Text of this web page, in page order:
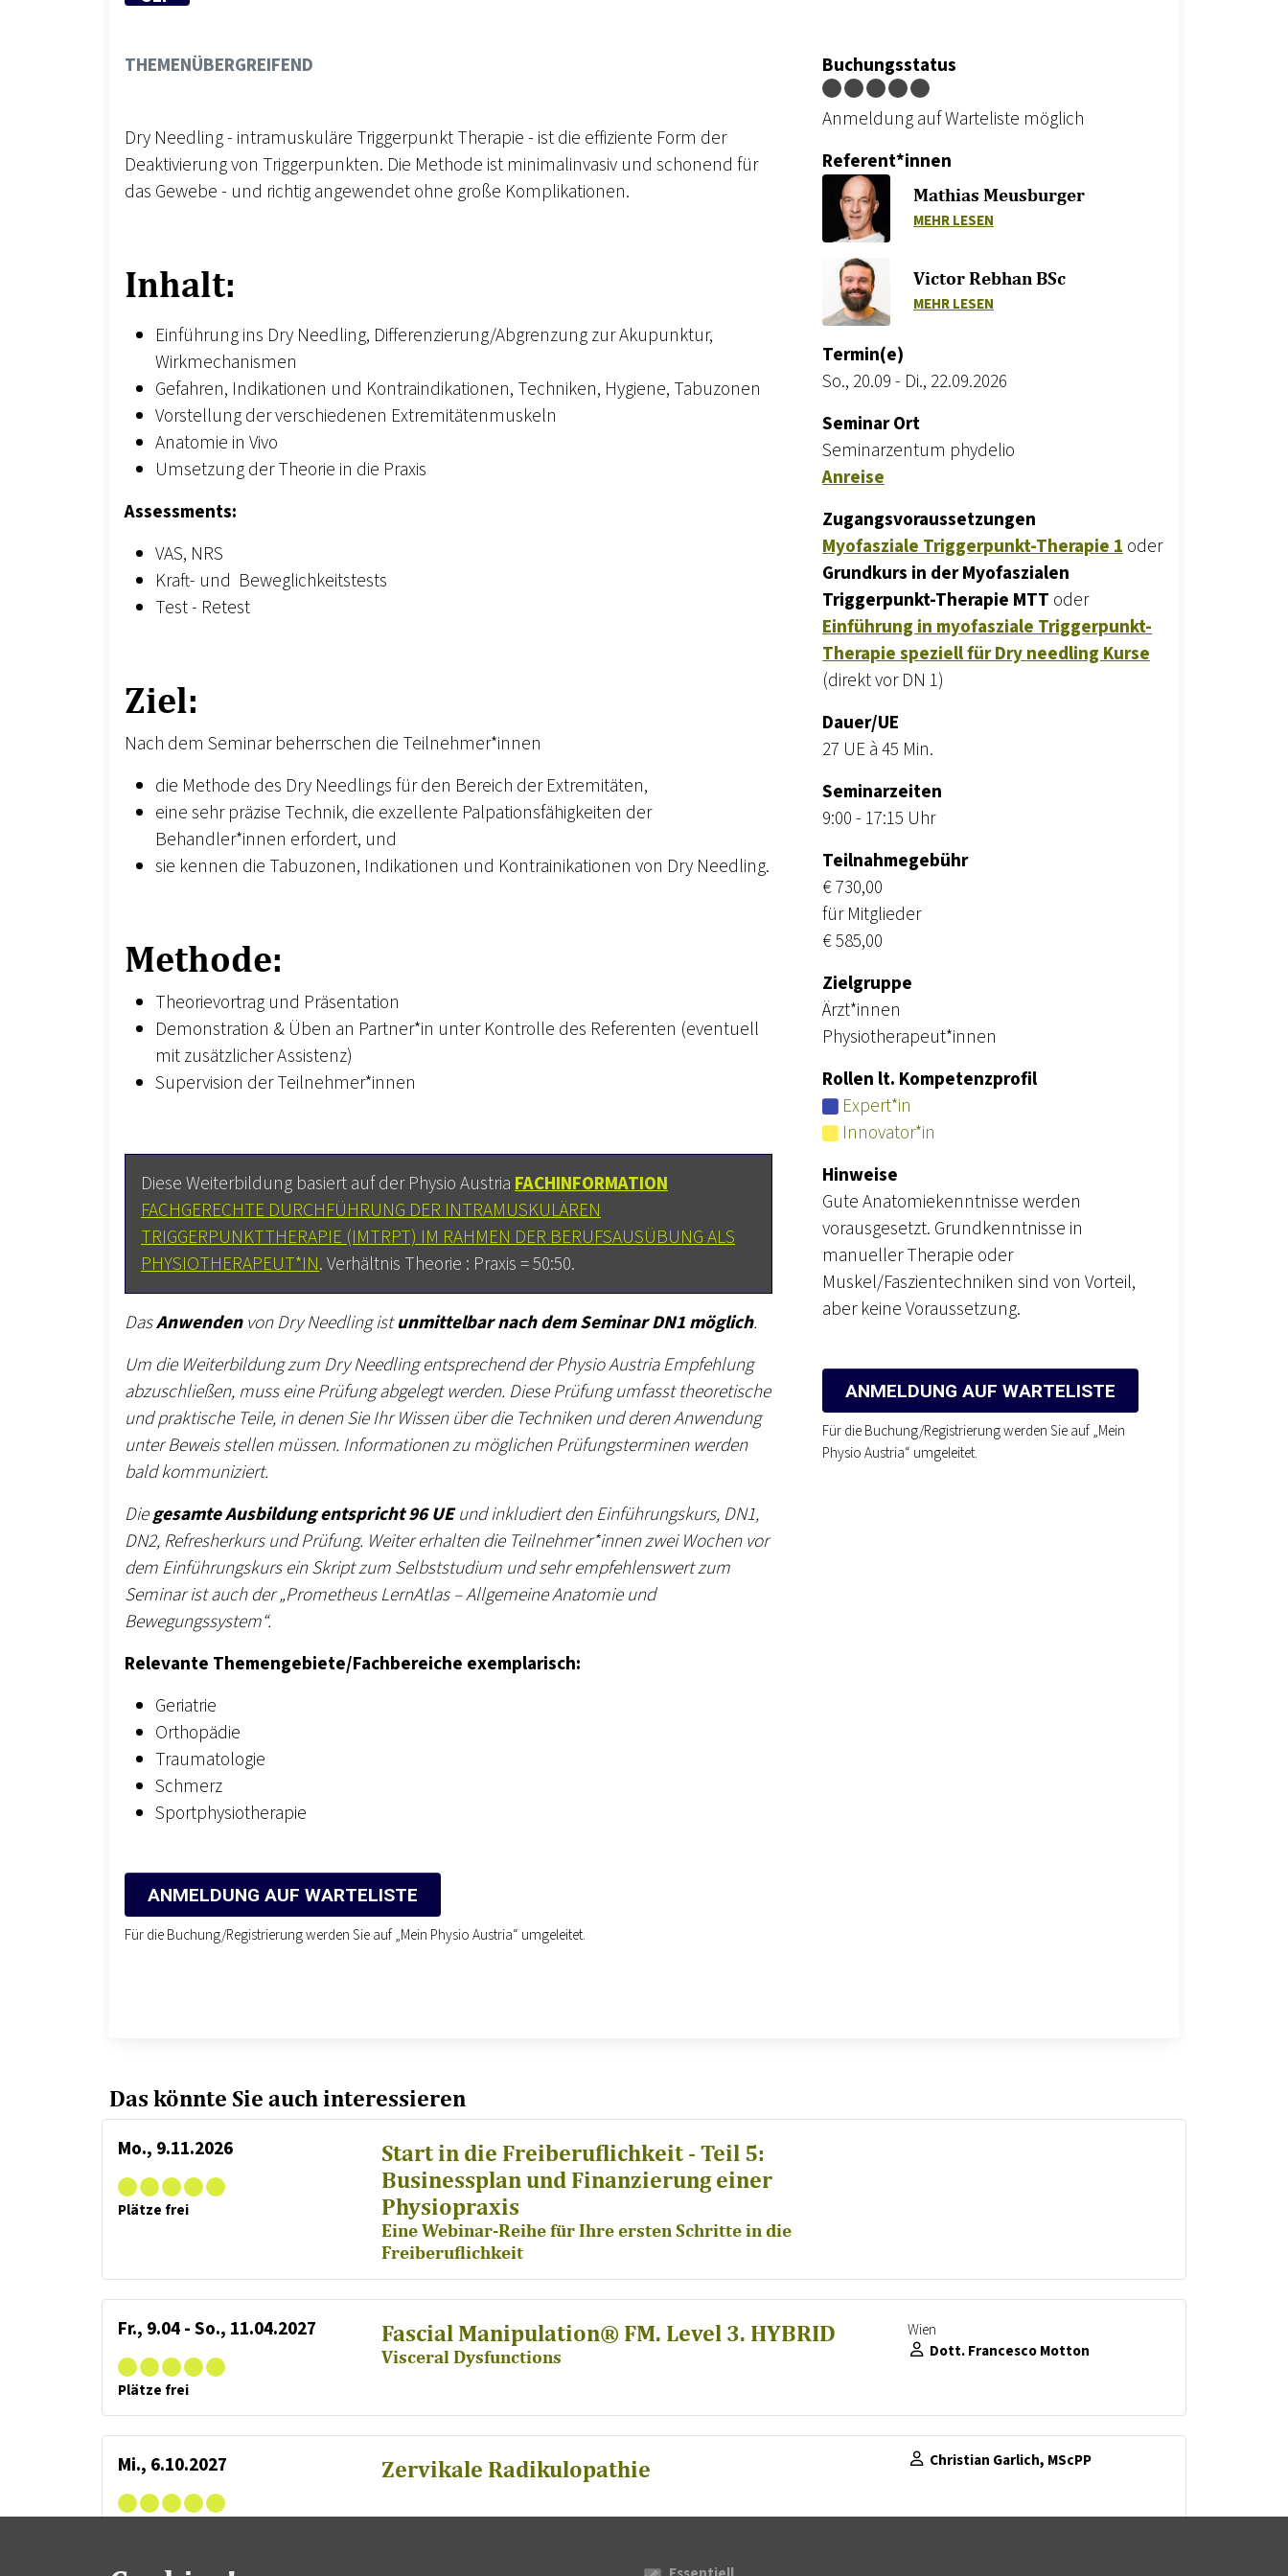
THEMENGEBIET
THEMENÜBERGREIFEND
Dry Needling - intramuskuläre Triggerpunkt Therapie - ist die effiziente Form der
Deaktivierung von Triggerpunkten. Die Methode ist minimalinvasiv und schonend für
das Gewebe - und richtig angewendet ohne große Komplikationen.
Inhalt:
Einführung ins Dry Needling, Differenzierung/Abgrenzung zur Akupunktur,
Wirkmechanismen
Gefahren, Indikationen und Kontraindikationen, Techniken, Hygiene, Tabuzonen
Vorstellung der verschiedenen Extremitätenmuskeln
Anatomie in Vivo
Umsetzung der Theorie in die Praxis
Assessments:
VAS, NRS
Kraft- und Beweglichkeitstests
Test - Retest
Ziel:
Nach dem Seminar beherrschen die Teilnehmer*innen
die Methode des Dry Needlings für den Bereich der Extremitäten,
eine sehr präzise Technik, die exzellente Palpationsfähigkeiten der
Behandler*innen erfordert, und
sie kennen die Tabuzonen, Indikationen und Kontrainikationen von Dry Needling.
Methode:
Theorievortrag und Präsentation
Demonstration & Üben an Partner*in unter Kontrolle des Referenten (eventuell
mit zusätzlicher Assistenz)
Supervision der Teilnehmer*innen
Diese Weiterbildung basiert auf der Physio AustriaFACHINFORMATION
FACHGERECHTE DURCHFÜHRUNG DER INTRAMUSKULÄREN
TRIGGERPUNKTTHERAPIE (IMTRPT) IM RAHMEN DER BERUFSAUSÜBUNG ALS
PHYSIOTHERAPEUT*IN. Verhältnis Theorie : Praxis = 50:50.
DasAnwendenvon Dry Needling istunmittelbar nach dem Seminar DN1 möglich.
Um die Weiterbildung zum Dry Needling entsprechend der Physio Austria Empfehlung
abzuschließen, muss eine Prüfung abgelegt werden. Diese Prüfung umfasst theoretische
und praktische Teile, in denen Sie Ihr Wissen über die Techniken und deren Anwendung
unter Beweis stellen müssen. Informationen zu möglichen Prüfungsterminen werden
bald kommuniziert.
Diegesamte Ausbildung entspricht 96 UEund inkludiert den Einführungskurs, DN1,
DN2, Refresherkurs und Prüfung. Weiter erhalten die Teilnehmer*innen zwei Wochen vor
dem Einführungskurs ein Skript zum Selbststudium und sehr empfehlenswert zum
Seminar ist auch der „Prometheus LernAtlas – Allgemeine Anatomie und
Bewegungssystem“.
Relevante Themengebiete/Fachbereiche exemplarisch:
Geriatrie
Orthopädie
Traumatologie
Schmerz
Sportphysiotherapie
ANMELDUNG AUF WARTELISTE
Für die Buchung/Registrierung werden Sie auf „Mein Physio Austria“ umgeleitet.
Buchungsstatus
Anmeldung auf Warteliste möglich
Referent*innen
Mathias Meusburger
MEHR LESEN
Victor Rebhan BSc
MEHR LESEN
Termin(e)
So., 20.09- Di., 22.09.2026
Seminar Ort
Seminarzentum phydelio
Anreise
Zugangsvoraussetzungen
Myofasziale Triggerpunkt-Therapie 1oder
Grundkurs in der Myofaszialen
Triggerpunkt-Therapie MTT oder
Einführung in myofasziale Triggerpunkt-
Therapie speziell für Dry needling Kurse
(direkt vor DN 1)
Dauer/UE
27 UE à 45 Min.
Seminarzeiten
9:00 - 17:15 Uhr
Teilnahmegebühr
€ 730,00
für Mitglieder
€ 585,00
Zielgruppe
Ärzt*innen
Physiotherapeut*innen
Rollen lt. Kompetenzprofil
Expert*in
Innovator*in
Hinweise
Gute Anatomiekenntnisse werden
vorausgesetzt. Grundkenntnisse in
manueller Therapie oder
Muskel/Faszientechniken sind von Vorteil,
aber keine Voraussetzung.
ANMELDUNG AUF WARTELISTE
Für die Buchung/Registrierung werden Sie auf „Mein
Physio Austria“ umgeleitet.
Das könnte Sie auch interessieren
Mo., 9.11.2026
Plätze frei
Start in die Freiberuflichkeit - Teil 5:
Businessplan und Finanzierung einer
Physiopraxis
Eine Webinar-Reihe für Ihre ersten Schritte in die
Freiberuflichkeit
Fr., 9.04 - So., 11.04.2027
Plätze frei
Fascial Manipulation® FM. Level 3. HYBRID
Visceral Dysfunctions
Wien
Dott. Francesco Motton
Mi., 6.10.2027 Zervikale Radikulopathie Christian Garlich, MScPP